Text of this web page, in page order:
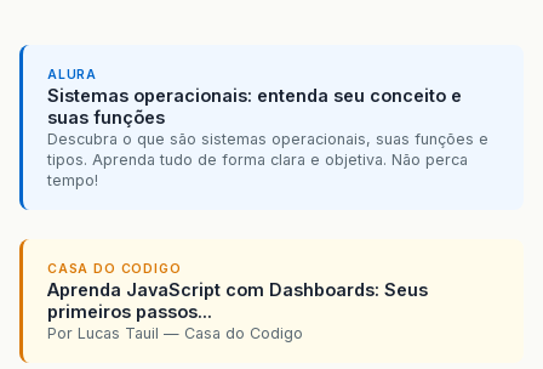
ALURA
Sistemas operacionais: entenda seu conceito e
suas funções
Descubra o que são sistemas operacionais, suas funções e
tipos. Aprenda tudo de forma clara e objetiva. Não perca
tempo!
CASA DO CODIGO
Aprenda JavaScript com Dashboards: Seus
primeiros passos...
Por Lucas Tauil — Casa do Codigo